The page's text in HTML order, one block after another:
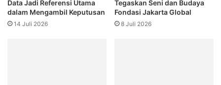
Data Jadi Referensi Utama
dalam Mengambil Keputusan
14 Juli 2026
Tegaskan Seni dan Budaya
Fondasi Jakarta Global
8 Juli 2026